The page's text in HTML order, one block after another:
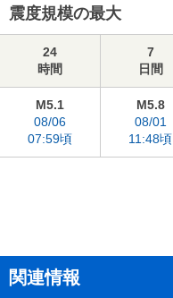
震度規模の最大
24
時間
7
日間
M5.1
08/06
07:59頃
M5.8
08/01
11:48頃
関連情報